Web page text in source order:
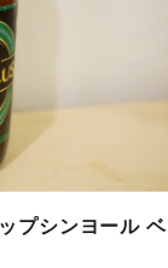
プシンヨール ベ